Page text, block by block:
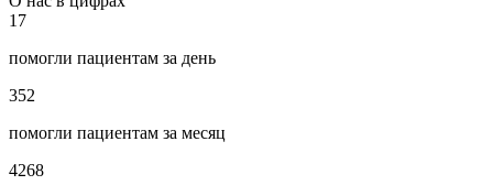
17
помогли пациентам за день
352
помогли пациентам за месяц
4268